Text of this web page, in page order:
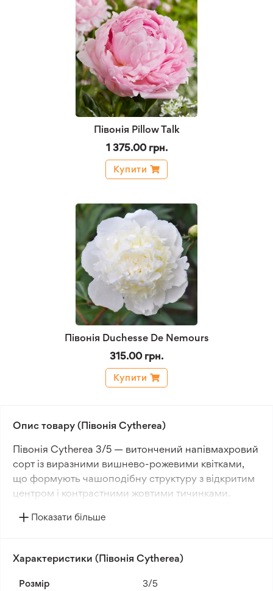
Півонія Pillow Talk
1 375.00 грн.
Купити
Півонія Duchesse De Nemours
315.00 грн.
Купити
Опис товару (Півонія Cytherea)
Півонія Cytherea 3/5 — витончений напівмахровий
сорт із виразними вишнево-рожевими квітками,
що формують чашоподібну структуру з відкритим
центром і контрастними жовтими тичинками.
розмір, створюючи акуратний декоративний ефект
початок або середину сезону, забезпечуючи
стабільний кольоровий акцент у весняному саду.
Показати більше
Характеристики (Півонія Cytherea)
Розмір
3/5